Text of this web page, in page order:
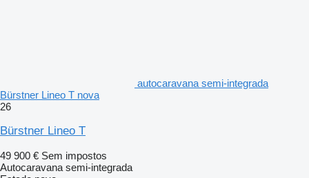
autocaravana semi-integrada
Bürstner Lineo T nova
26
Bürstner Lineo T
49 900 € Sem impostos
Autocaravana semi-integrada